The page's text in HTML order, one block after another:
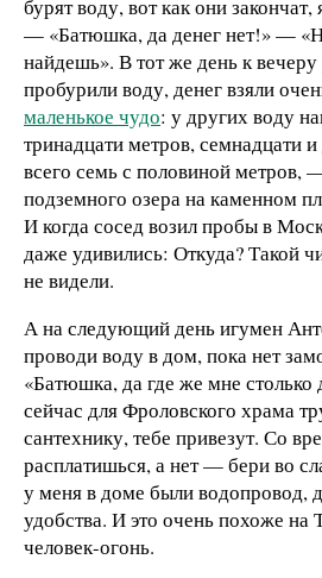
бурят воду, вот как они
— «Батюшка, да денег нет!» —
найдешь». В тот же день к вечеру
пробурили воду, денег взяли
маленькое чудо: у других воду
тринадцати метров, семнадцати
всего семь с половиной метров,
подземного озера на каменном
И когда сосед возил пробы в
даже удивились: Откуда? Такой
не видели.
А на следующий день игумен
проводи воду в дом, пока нет
«Батюшка, да где же мне
сейчас для Фроловского храма
сантехнику, тебе привезут. Со
расплатишься, а нет — бери во
у меня в доме были водопровод,
удобства. И это очень похоже
человек-огонь.